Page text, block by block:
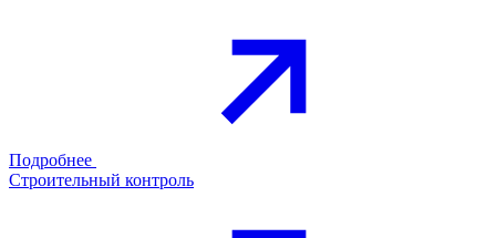
Подробнее
Строительный контроль